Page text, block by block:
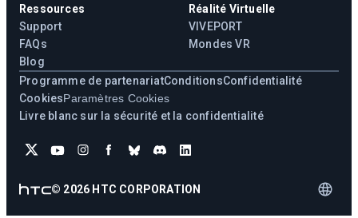
Ressources
Support
FAQs
Blog
Réalité Virtuelle
VIVEPORT
Mondes VR
Programme de partenariatConditionsConfidentialité
CookiesParamètres Cookies
Livre blanc sur la sécurité et la confidentialité
© 2026 HTC CORPORATION